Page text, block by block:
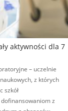
aktywności dla 7
– uczelnie
z których
szkół
z